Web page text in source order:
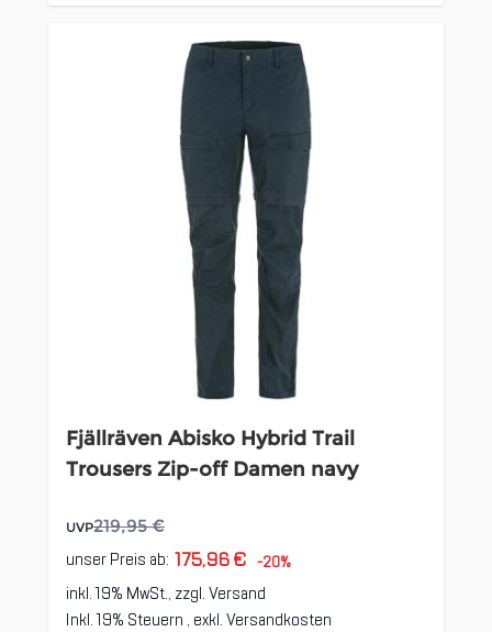
Fjällräven Abisko Hybrid Trail
Trousers Zip-off Damen navy
UVP219,95 €
unser Preis ab: 175,96 € -20%
inkl. 19% MwSt., zzgl.Versand
Inkl. 19% Steuern , exkl.Versandkosten